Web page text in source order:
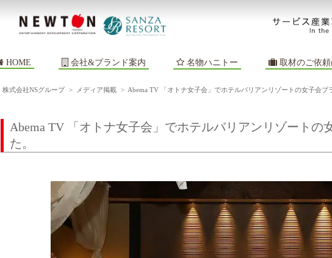
HOME 会社&ブランド案内 名物ハニトー 取材のご依
株式会社NSグループ > メディア掲載 > Abema TV 「オトナ女子会」でホテルバリアンリゾートの女子会プ
Abema TV 「オトナ女子会」でホテルバリアンリゾートの
た。